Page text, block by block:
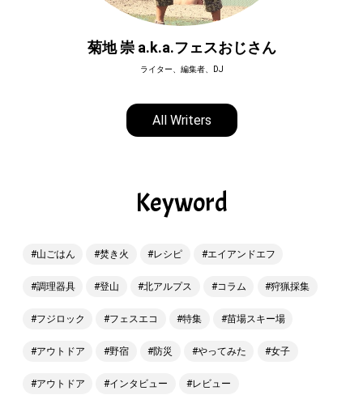
菊地 崇 a.k.a.フェスおじさん
ライター、編集者、DJ
All Writers
Keyword
山ごはん 焚き火 レシピ エイアンドエフ
調理器具 登山 北アルプス コラム 狩猟採集
フジロック フェスエコ 特集 苗場スキー場
アウトドア 野宿 防災 やってみた 女子
アウトドア インタビュー レビュー